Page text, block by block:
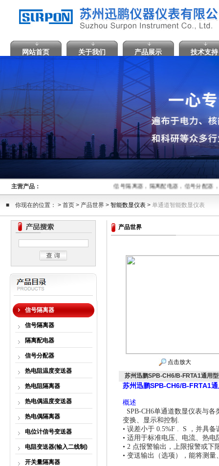
网站首页 关于我们 产品展示 技术支持
主营产品： 信号隔离器，隔离配电器，信号分配器
■ 你现在的位置： > 首页 > 产品世界 > 智能数显仪表 > 单通道智能数显仪表
信号隔离器
信号隔离器
隔离配电器
信号分配器
热电阻温度变送器
热电阻隔离器
热电偶温度变送器
热电偶隔离器
电位计信号变送器
电阻变送器(输入二线制)
开关量隔离器
产品世界
点击放大
苏州迅鹏SPB-CH6/B-FRTA1通用
苏州迅鹏SPB-CH6/B-FRTA1
概述
SPB-CH6单通道数显仪表与各
变换、显示和控制 .
• 误差小于0.5%F . S
，并具
• 适用于标准电压、电流、热电
• 2 点报警输出，上限报警或下
• 变送输出（选项），能将测